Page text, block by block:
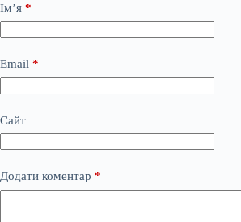
Ім’я *
Email *
Сайт
Додати коментар *